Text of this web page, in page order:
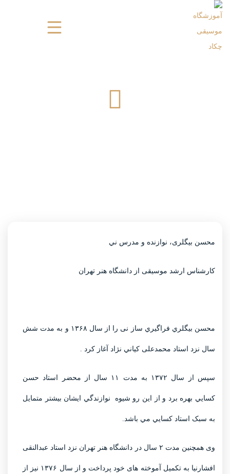
محسن بیگلری، نوازنده و مدرس ني
کارشناس ارشد موسیقی از دانشگاه هنر تهران
محسن بيگلري فراگيري ساز نی را از سال ۱۳۶۸ و به مدت شش
سال نزد استاد محمدعلی کياني نژاد آغاز کرد .
سپس از سال ۱۳۷۲ به مدت ۱۱ سال از محضر استاد حسن
کسايي بهره برد و از این رو شیوه نوازندگي ایشان بيشتر متمايل
به سبک استاد کسايي مي باشد.
وی همچنین مدت ۲ سال در دانشگاه هنر تهران نزد استاد عبدالنقی
افشارنيا به تکمیل آموخته های خود پرداخت و از سال ۱۳۷۶ نیز از